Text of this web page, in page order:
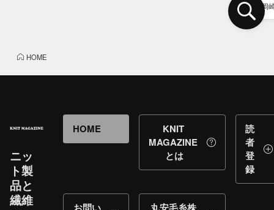
岡
HOME
ニッ
ト製
品と​
繊維
HOME
KNIT
MAGAZINE
とは
読
者
登
録